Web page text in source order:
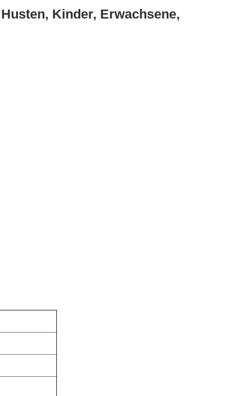
Kinder, Erwachsene,